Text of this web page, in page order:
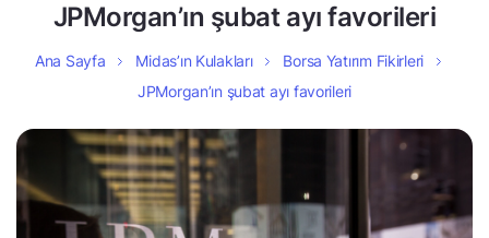
JPMorgan’ın şubat ayı favorileri
Ana Sayfa Midas’ın Kulakları
Borsa Yatırım Fikirleri
JPMorgan’ın şubat ayı favorileri